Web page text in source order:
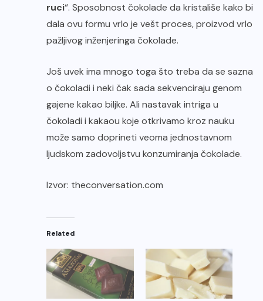
ruci“. Sposobnost čokolade da kristališe kako bi
dala ovu formu vrlo je vešt proces, proizvod vrlo
pažljivog inženjeringa čokolade.
Još uvek ima mnogo toga što treba da se sazna
o čokoladi i neki čak sada sekvenciraju genom
gajene kakao biljke. Ali nastavak intriga u
čokoladi i kakaou koje otkrivamo kroz nauku
može samo doprineti veoma jednostavnom
ljudskom zadovoljstvu konzumiranja čokolade.
Izvor: theconversation.com
Related